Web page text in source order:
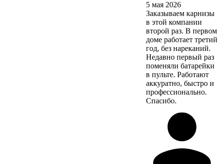
5 мая 2026
Заказываем карнизы
в этой компании
второй раз. В первом
доме работает третий
год, без нареканий.
Недавно первый раз
поменяли батарейки
в пульте. Работают
аккуратно, быстро и
профессионально.
Спасибо.